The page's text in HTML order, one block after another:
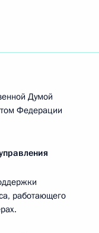
Думой
Федерации
работающего